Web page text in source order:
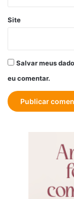
Site
Salvar meus
eu comentar.